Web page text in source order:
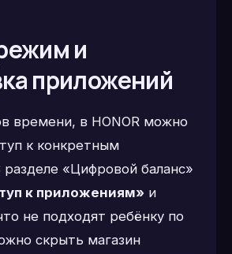
и
приложений
времени, в HONOR можно
к конкретным
«Цифровой баланс»
к приложениям» и
не подходят ребёнку по
скрыть магазин